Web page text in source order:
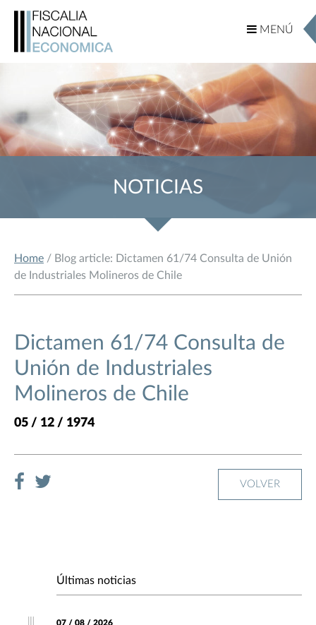
MENÚ
MENÚ
NOTICIAS
Home / Blog article: Dictamen 61/74 Consulta de Unión
de Industriales Molineros de Chile
Dictamen 61/74 Consulta de
Unión de Industriales
Molineros de Chile
05 / 12 / 1974
VOLVER
Últimas noticias
07 / 08 / 2026